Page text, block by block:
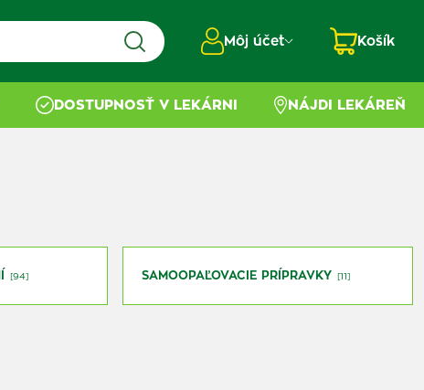
Môj účet Košík
DOSTUPNOSŤ V LEKÁRNI NÁJDI LEKÁREŇ
[94] SAMOOPAĽOVACIE PRÍPRAVKY [11]